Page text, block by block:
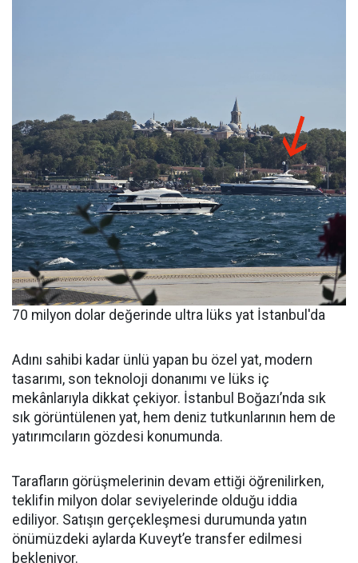
70 milyon dolar değerinde ultra lüks yat İstanbul'da
Adını sahibi kadar ünlü yapan bu özel yat, modern
tasarımı, son teknoloji donanımı ve lüks iç
mekânlarıyla dikkat çekiyor. İstanbul Boğazı’nda sık
sık görüntülenen yat, hem deniz tutkunlarının hem de
yatırımcıların gözdesi konumunda.
Tarafların görüşmelerinin devam ettiği öğrenilirken,
teklifin milyon dolar seviyelerinde olduğu iddia
ediliyor. Satışın gerçekleşmesi durumunda yatın
önümüzdeki aylarda Kuveyt’e transfer edilmesi
bekleniyor.